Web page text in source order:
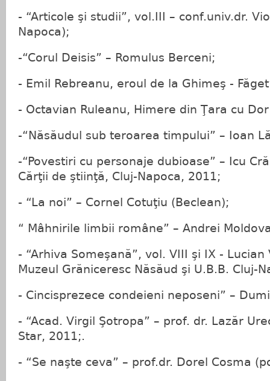
- “Articole şi studii”, vol.III – conf.univ.dr.
Napoca);
-“Corul Deisis” – Romulus Berceni;
- Emil Rebreanu, eroul de la Ghimeş -
- Octavian Ruleanu, Himere din Ţara cu
-“Năsăudul sub teroarea timpului” – Ioan
-“Povestiri cu personaje dubioase” – Icu
Cărţii de ştiinţă, Cluj-Napoca, 2011;
- “La noi” – Cornel Cotuţiu (Beclean);
“ Mâhnirile limbii române” – Andrei
- “Arhiva Someşană”, vol. VIII şi IX -
Muzeul Grăniceresc Năsăud şi U.B.B. Cluj-
- Cincisprezece condeieni neposeni” –
- “Acad. Virgil Şotropa” – prof. dr. Lazăr
Star, 2011;.
- “Se naşte ceva” – prof.dr. Dorel Cosma